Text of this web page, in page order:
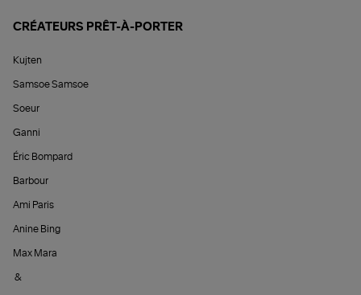
CRÉATEURS PRÊT-À-PORTER
Kujten
Samsoe Samsoe
Soeur
Ganni
Éric Bompard
Barbour
Ami Paris
Anine Bing
Max Mara
&